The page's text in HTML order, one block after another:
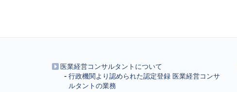
医業経営コンサルタントについて
行政機関より認められた認定登録 医業経営コンサ
ルタントの業務